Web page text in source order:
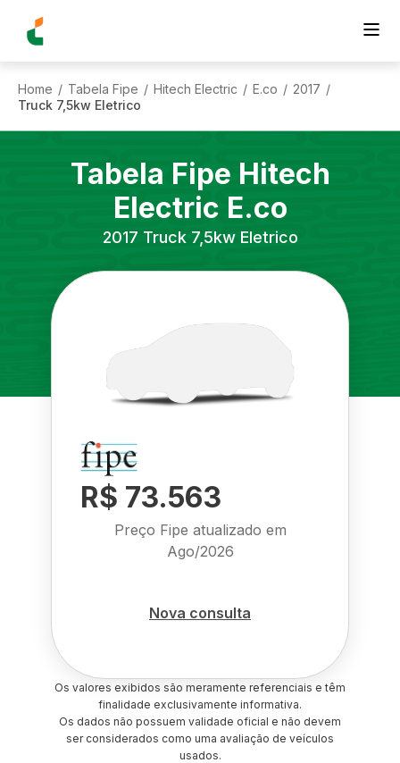
Home / Tabela Fipe / Hitech Electric / E.co / 2017 /
Truck 7,5kw Eletrico
Tabela Fipe Hitech
Electric E.co
2017 Truck 7,5kw Eletrico
R$ 73.563
Preço Fipe atualizado em
Ago/2026
Nova consulta
Os valores exibidos são meramente referenciais e têm
finalidade exclusivamente informativa.
Os dados não possuem validade oficial e não devem
ser considerados como uma avaliação de veículos
usados.